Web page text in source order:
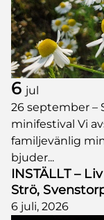
6 jul
26 september –
minifestival Vi
familjevänlig
bjuder...
INSTÄLLT –
Strö,
6 juli, 2026